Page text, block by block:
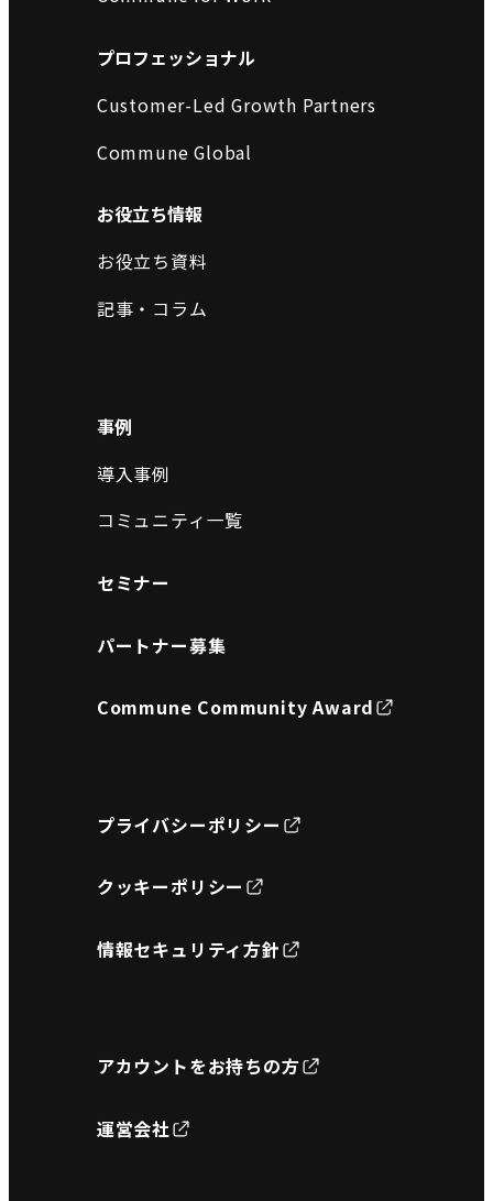
プロフェッショナル
Customer-Led Growth Partners
Commune Global
お役立ち情報
お役立ち資料
記事・コラム
事例
導入事例
コミュニティ一覧
セミナー
パートナー募集
Commune Community Award
プライバシーポリシー
クッキーポリシー
情報セキュリティ方針
アカウントをお持ちの方
運営会社